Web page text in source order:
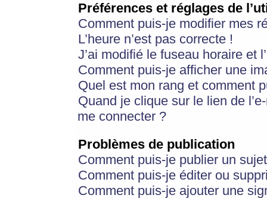
Préférences et réglages de
Comment puis-je modifier mes
L’heure n’est pas correcte !
J’ai modifié le fuseau horaire et
Comment puis-je afficher une
Quel est mon rang et comment
Quand je clique sur le lien de
me connecter ?
Problèmes de publication
Comment puis-je publier un
Comment puis-je éditer ou
Comment puis-je ajouter une